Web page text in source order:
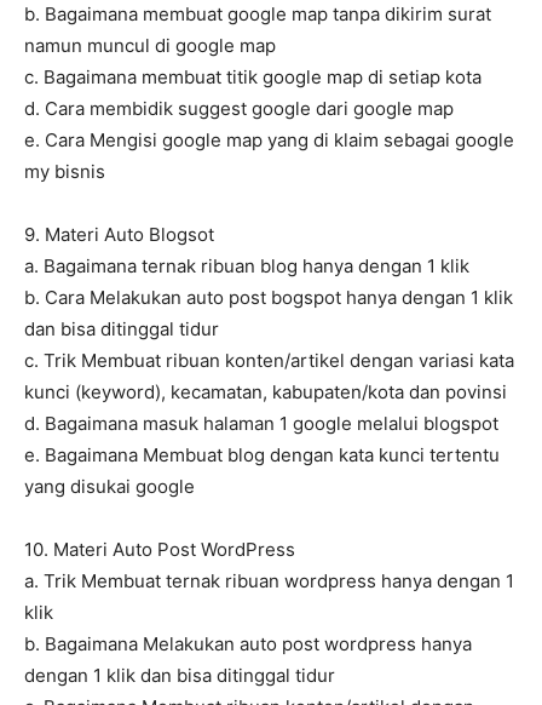
b. Bagaimana membuat google map tanpa dikirim surat
namun muncul di google map
c. Bagaimana membuat titik google map di setiap kota
d. Cara membidik suggest google dari google map
e. Cara Mengisi google map yang di klaim sebagai google
my bisnis
9. Materi Auto Blogsot
a. Bagaimana ternak ribuan blog hanya dengan 1 klik
b. Cara Melakukan auto post bogspot hanya dengan 1 klik
dan bisa ditinggal tidur
c. Trik Membuat ribuan konten/artikel dengan variasi kata
kunci (keyword), kecamatan, kabupaten/kota dan povinsi
d. Bagaimana masuk halaman 1 google melalui blogspot
e. Bagaimana Membuat blog dengan kata kunci tertentu
yang disukai google
10. Materi Auto Post WordPress
a. Trik Membuat ternak ribuan wordpress hanya dengan 1
klik
b. Bagaimana Melakukan auto post wordpress hanya
dengan 1 klik dan bisa ditinggal tidur